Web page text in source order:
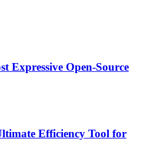
Expressive Open-Source
Efficiency Tool for